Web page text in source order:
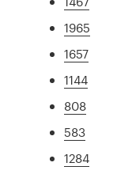
1965
1657
1144
808
583
1284